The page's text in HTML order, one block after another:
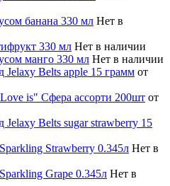
банана 330 мл Нет в
330 мл Нет в наличии
манго 330 мл Нет в наличии
Jelaxy Belts apple 15 грамм от
is" Сфера ассорти 200шт от
Belts sugar strawberry 15
Strawberry 0.345л Нет в
Grape 0.345л Нет в